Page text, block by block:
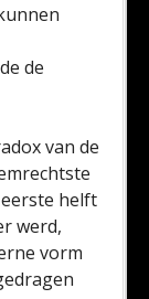
de
van de
helft
werd,
vorm